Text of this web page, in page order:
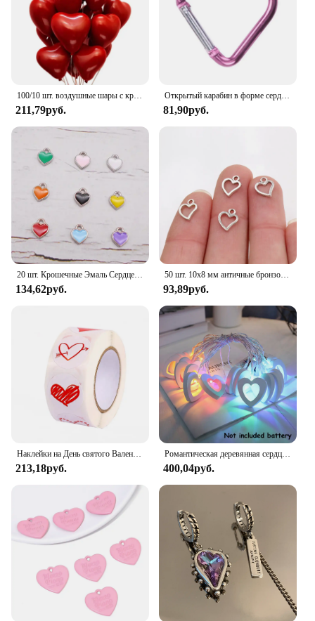
100/10 шт. воздушные шары с красным сердцем, надувной латексный шар на День святого Валентина, свадьба, юбилей, украшения, поставки, оптовая продажа
211,79руб.
Открытый карабин в форме сердца, брелок, зажим, кольца из алюминиевого сплава, зажимы для скалолазания, пружинный карабин, прочный карабин
81,90руб.
20 шт. Крошечные Эмаль Сердце Шармы Случайные Цвета Сплав Подвеска Для Ожерелье Браслет Серьги Ювелирные Изделия Аксессуар
134,62руб.
50 шт. 10x8 мм античные бронзовые посеребренные Подвески ручной работы в форме сердца кулон: сделай сам для браслета ожерелье
93,89руб.
Наклейки на День святого Валентина, 1 дюйм/100 см, 500-2,5 шт.
213,18руб.
Романтическая деревянная сердцевина 1.5M 10 светодиодные лампы День Святого Валентина лампы аккумуляторные работы вечеринки свадебные украшения сказочные огни
400,04руб.